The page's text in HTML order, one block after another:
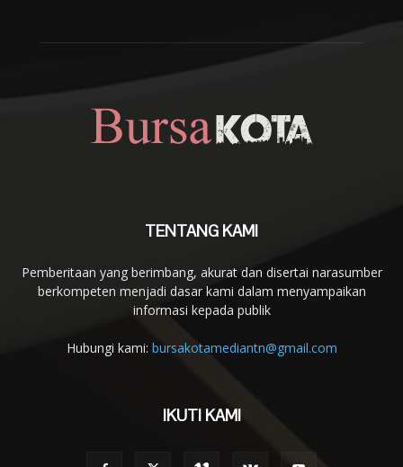
TENTANG KAMI
Pemberitaan yang berimbang, akurat dan disertai narasumber
berkompeten menjadi dasar kami dalam menyampaikan
informasi kepada publik
Hubungi kami: bursakotamediantn@gmail.com
IKUTI KAMI